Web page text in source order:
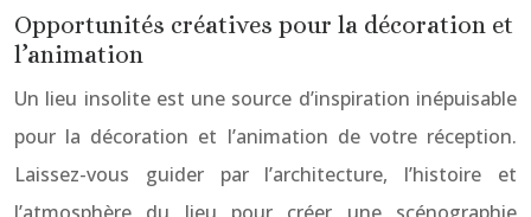
Opportunités créatives pour la décoration et
l’animation
Un lieu insolite est une source d’inspiration inépuisable
pour la décoration et l’animation de votre réception.
Laissez-vous guider par l’architecture, l’histoire et